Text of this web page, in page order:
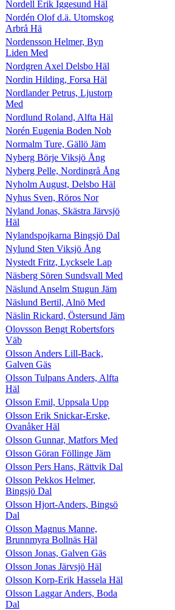
Nordell Erik Iggesund Häl
Nordén Olof d.ä. Utomskog
Arbrå Hä
Nordensson Helmer, Byn
Liden Med
Nordgren Axel Delsbo Häl
Nordin Hilding, Forsa Häl
Nordlander Petrus, Ljustorp
Med
Nordlund Roland, Alfta Häl
Norén Eugenia Boden Nob
Normalm Ture, Gällö Jäm
Nyberg Börje Viksjö Ång
Nyberg Pelle, Nordingrå Ång
Nyholm August, Delsbo Häl
Nyhus Sven, Röros Nor
Nyland Jonas, Skästra Järvsjö
Häl
Nylandspojkarna Bingsjö Dal
Nylund Sten Viksjö Ång
Nystedt Fritz, Lycksele Lap
Näsberg Sören Sundsvall Med
Näslund Anselm Stugun Jäm
Näslund Bertil, Alnö Med
Näslin Rickard, Östersund Jäm
Olovsson Bengt Robertsfors
Väb
Olsson Anders Lill-Back,
Galven Gäs
Olsson Tulpans Anders, Alfta
Häl
Olsson Emil, Uppsala Upp
Olsson Erik Snickar-Erske,
Ovanåker Häl
Olsson Gunnar, Matfors Med
Olsson Göran Föllinge Jäm
Olsson Pers Hans, Rättvik Dal
Olsson Pekkos Helmer,
Bingsjö Dal
Olsson Hjort-Anders, Bingsö
Dal
Olsson Magnus Manne,
Brunnmyra Bollnäs Häl
Olsson Jonas, Galven Gäs
Olsson Jonas Järvsjö Häl
Olsson Korp-Erik Hassela Häl
Olsson Laggar Anders, Boda
Dal